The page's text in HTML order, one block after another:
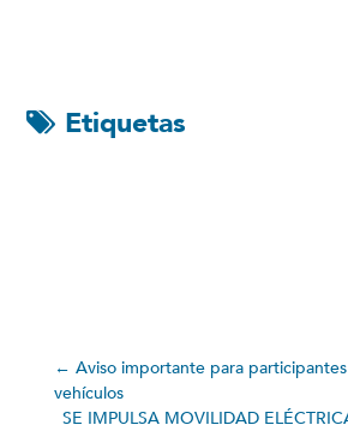
Etiquetas
← Aviso importante para
vehículos
SE IMPULSA MOVILIDAD